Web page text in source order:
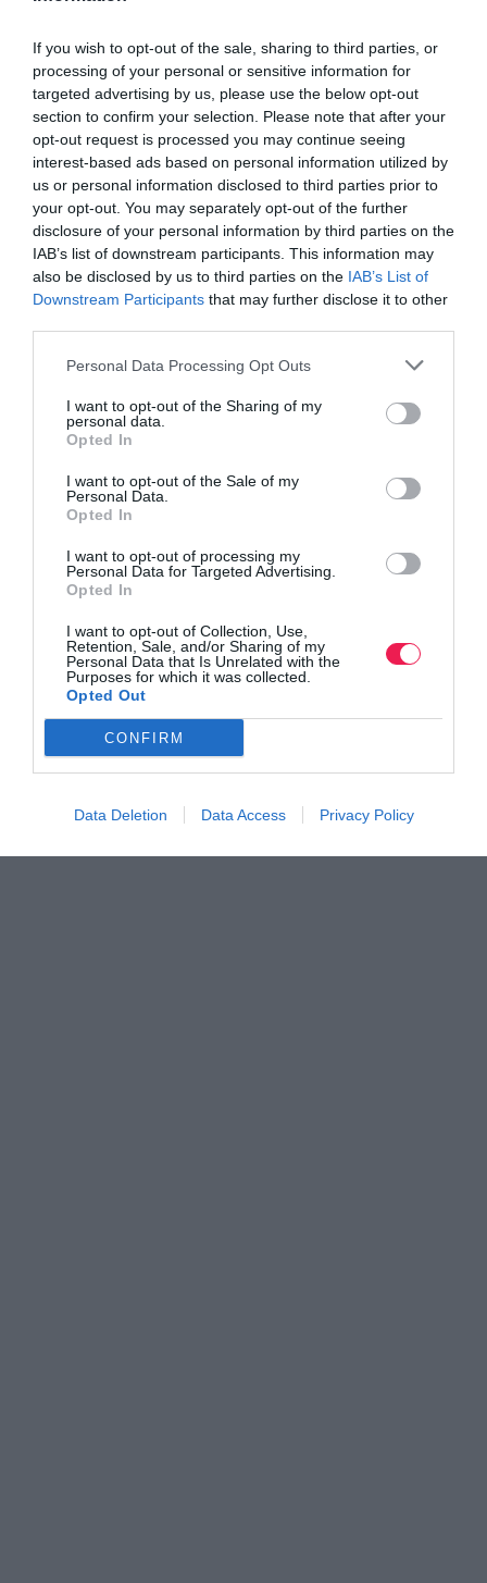
If you wish to opt-out of the sale, sharing to third parties, or
processing of your personal or sensitive information for
targeted advertising by us, please use the below opt-out
section to confirm your selection. Please note that after your
opt-out request is processed you may continue seeing
interest-based ads based on personal information utilized by
us or personal information disclosed to third parties prior to
your opt-out. You may separately opt-out of the further
disclosure of your personal information by third parties on the
IAB’s list of downstream participants. This information may
also be disclosed by us to third parties on the IAB’s List of
Downstream Participants that may further disclose it to other
Personal Data Processing Opt Outs
I want to opt-out of the Sharing of my
personal data.
Opted In
I want to opt-out of the Sale of my
Personal Data.
Opted In
I want to opt-out of processing my
Personal Data for Targeted Advertising.
Opted In
I want to opt-out of Collection, Use,
Retention, Sale, and/or Sharing of my
Personal Data that Is Unrelated with the
Purposes for which it was collected.
Opted Out
CONFIRM
Data Deletion Data Access Privacy Policy
Γίνε Συνδρομητής
Βρες το RUNNER!